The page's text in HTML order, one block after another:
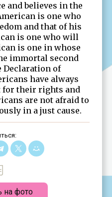
and believes in the
is one who
and that of his
is one who will
is one in whose
immortal second
Declaration of
have always
their rights and
are not afraid to
in a just cause.
на фото